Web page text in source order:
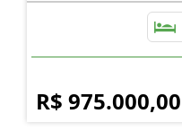
R$ 975.000,00